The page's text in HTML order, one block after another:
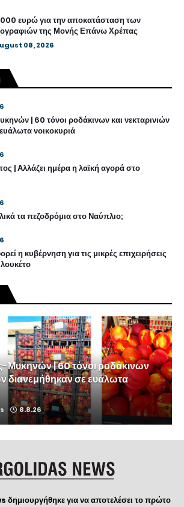
ευρώ για την αποκατάσταση των
της Μονής Επάνω Χρέπας
08, 2026
| 60 τόνοι ροδάκινων και νεκταρινιών
νοικοκυριά
| Αλλάζει ημέρα η λαϊκή αγορά στο
τα πεζοδρόμια στο Ναύπλιο;
η κυβέρνηση για τις μικρές επιχειρήσεις
Μυκηνών | 60 τόνοι ροδάκινων
διανεμήθηκαν σε ευάλωτα
8.8.26
για να αποτελέσει το πρώτο